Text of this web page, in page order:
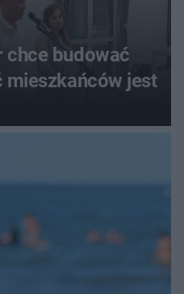
chce budować
mieszkańców jest